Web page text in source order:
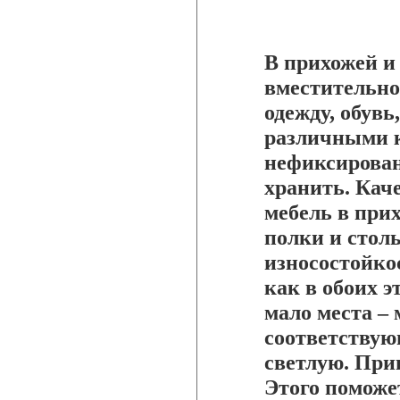
В прихожей
одежду,
различными
хранить.
мебель в
полки и
как в обоих
мало места –
светлую.
Этого